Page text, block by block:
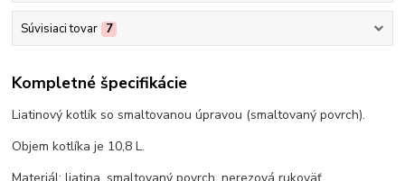
Súvisiaci tovar 7
Kompletné špecifikácie
Liatinový kotlík so smaltovanou úpravou (smaltovaný povrch).
Objem kotlíka je 10,8 L.